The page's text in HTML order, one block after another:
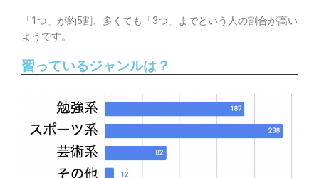
「1つ」が約5割、多くても「3つ」までという人の割合が高い
ようです。
習っているジャンルは？